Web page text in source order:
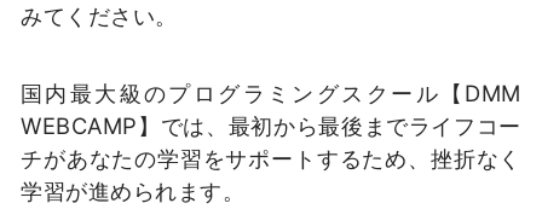
みてください。
国内最大級のプログラミングスクール【DMM
WEBCAMP】では、最初から最後までライフコー
チがあなたの学習をサポートするため、挫折なく
学習が進められます。